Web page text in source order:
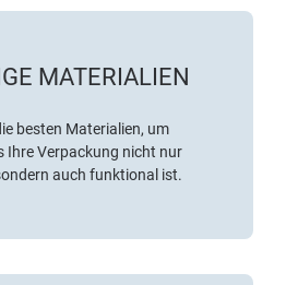
MATERIALIEN
besten Materialien, um
Ihre Verpackung nicht nur
auch funktional ist.